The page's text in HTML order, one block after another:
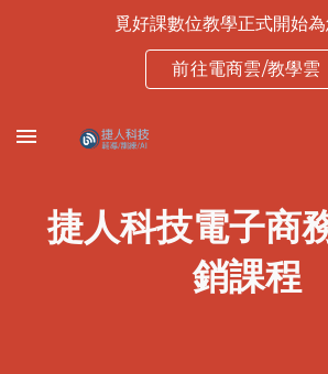
覓好課數位教學正式開始
前往電商雲/教學雲
捷人科技電子商
銷課程